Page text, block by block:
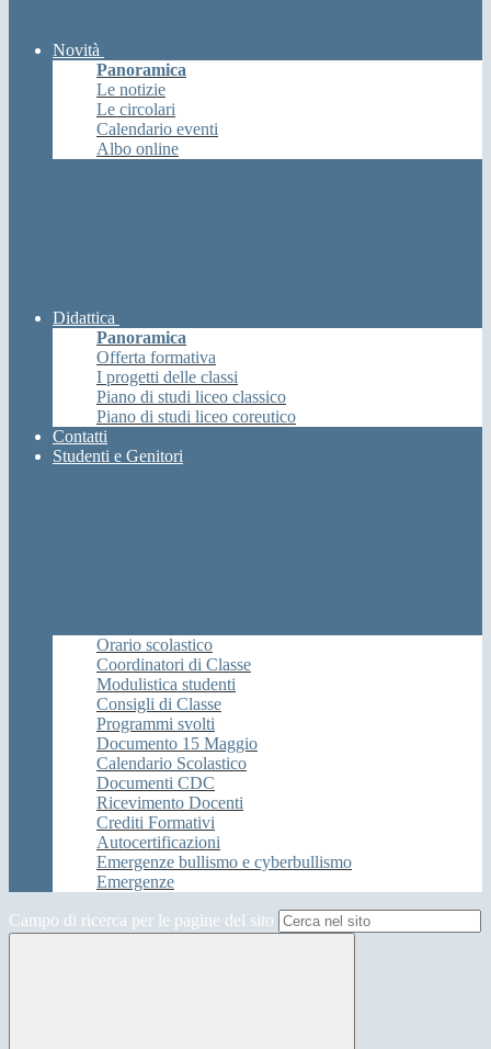
Novità
Panoramica
Le notizie
Le circolari
Calendario eventi
Albo online
Didattica
Panoramica
Offerta formativa
I progetti delle classi
Piano di studi liceo classico
Piano di studi liceo coreutico
Contatti
Studenti e Genitori
Orario scolastico
Coordinatori di Classe
Modulistica studenti
Consigli di Classe
Programmi svolti
Documento 15 Maggio
Calendario Scolastico
Documenti CDC
Ricevimento Docenti
Crediti Formativi
Autocertificazioni
Emergenze bullismo e cyberbullismo
Emergenze
Campo di ricerca per le pagine del sito